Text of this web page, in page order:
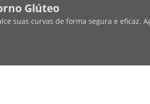
Glúteo
suas curvas de forma segura e eficaz.